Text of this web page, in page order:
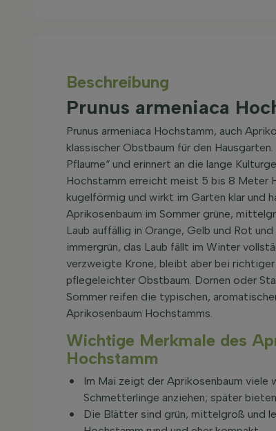
Beschreibung
Prunus armeniaca
Prunus armeniaca Hochstamm, auch
klassischer Obstbaum für den
Pflaume“ und erinnert an die lange
Hochstamm erreicht meist 5 bis 8 Meter
kugelförmig und wirkt im Garten klar und
Aprikosenbaum im Sommer grüne,
Laub auffällig in Orange, Gelb und Rot
immergrün, das Laub fällt im Winter
verzweigte Krone, bleibt aber bei
pflegeleichter Obstbaum. Dornen oder
Sommer reifen die typischen,
Aprikosenbaum Hochstamms.
Wichtige Merkmale des
Hochstamm
Im Mai zeigt der Aprikosenbaum
Schmetterlinge anziehen; später
Die Blätter sind grün, mittelgroß und